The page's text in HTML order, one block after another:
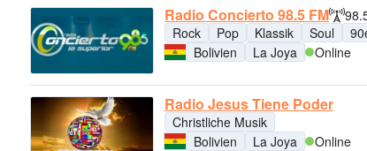
Radio Concierto 98.5 FM
Rock
Pop Klassik Soul
Bolivien
La Joya Online
Radio Jesus Tiene Poder
Christliche Musik
Bolivien
La Joya Online